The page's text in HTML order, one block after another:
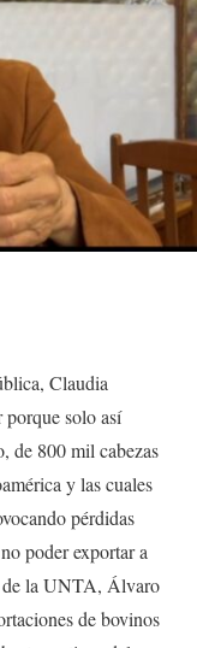
Claudia
porque solo así
de 800 mil cabezas
y las cuales
pérdidas
poder exportar a
de la UNTA, Álvaro
de bovinos